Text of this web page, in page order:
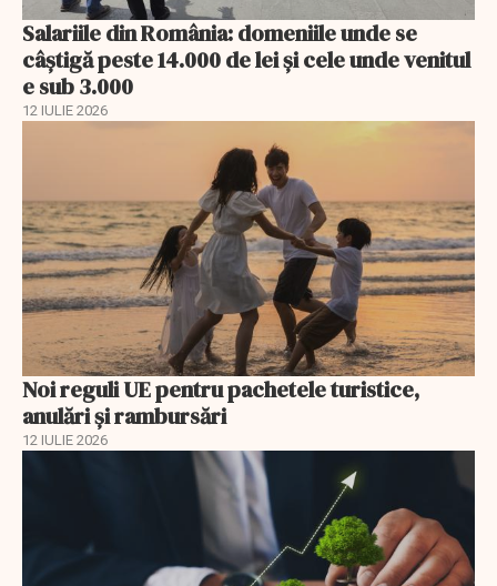
Salariile din România: domeniile unde se
câștigă peste 14.000 de lei și cele unde venitul
e sub 3.000
12 IULIE 2026
Noi reguli UE pentru pachetele turistice,
anulări și rambursări
12 IULIE 2026